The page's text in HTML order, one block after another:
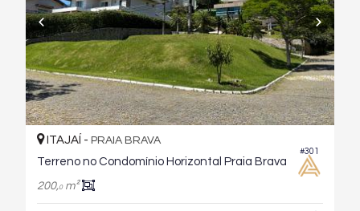
#301
ITAJAÍ - PRAIA BRAVA
Terreno no Condomínio Horizontal Praia Brava
200,0m²